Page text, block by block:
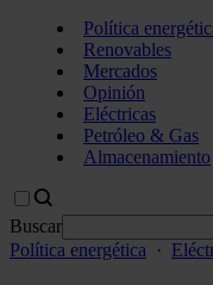
Política
Renovables
Mercados
Opinión
Eléctricas
Petróleo & Gas
Almacenamiento
Buscar
Política energética
·